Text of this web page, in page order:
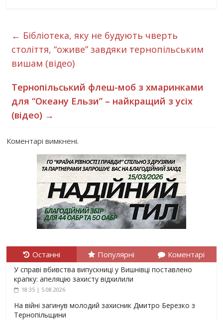
← Бібліотека, яку не будують чверть
століття, “оживе” завдяки тернопільським
вишам (відео)
Тернопільський флеш-моб з хмаринками
для “Океану Ельзи” – найкращий з усіх
(відео) →
Коментарі вимкнені.
Останні Популярні Коментарі
У справі вбивства випускниці у Вишнівці поставлено
крапку: апеляцію захисту відхилили
18:35 | 5.08.2026
На війні загинув молодий захисник Дмитро Березко з
Тернопільщини